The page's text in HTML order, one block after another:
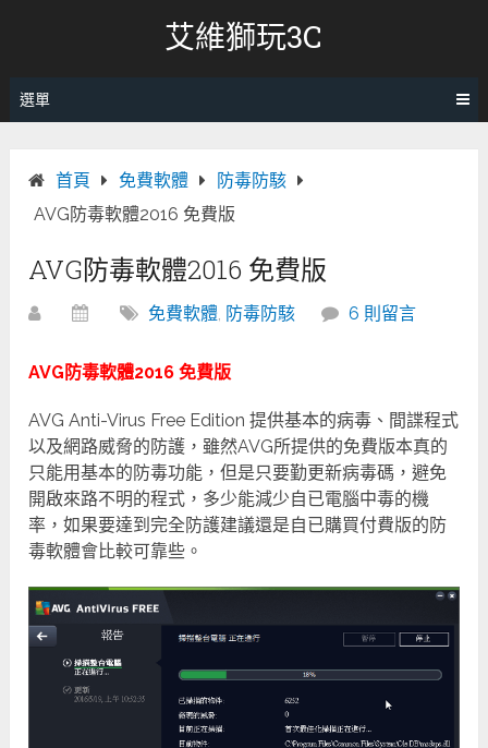
艾維獅玩3C
選單
首頁 免費軟體
防毒防駭
AVG防毒軟體2016 免費版
AVG防毒軟體2016 免費版
免費軟體, 防毒防駭 6 則留言
AVG防毒軟體2016 免費版
AVG Anti-Virus Free Edition 提供基本的病毒、間諜程式
以及網路威脅的防護，雖然AVG所提供的免費版本真的
只能用基本的防毒功能，但是只要勤更新病毒碼，避免
開啟來路不明的程式，多少能減少自已電腦中毒的機
率，如果要達到完全防護建議還是自已購買付費版的防
毒軟體會比較可靠些。